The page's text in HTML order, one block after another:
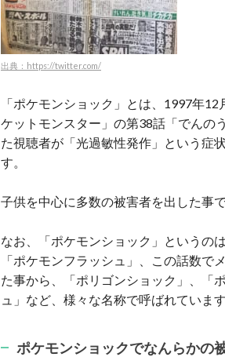
出典：https://twitter.com/
「ポケモンショック」とは、1997年
ケットモンスター」の第38話「でんの
た視聴者が「光過敏性発作」という症
す。
子供を中心に多数の被害者を出した事
なお、「ポケモンショック」というの
「ポケモンフラッシュ」、この話数
た事から、「ポリゴンショック」、「
ュ」など、様々な名称で呼ばれていま
ポケモンショックでなんらかの